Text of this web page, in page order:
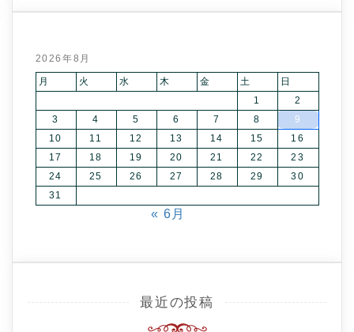
2026年8月
月 火 水 木 金 土
日
1
2
3
4 5 6 7 8
9
10
11 12 13 14 15
16
17
18 19 20 21 22
23
24
25 26 27 28 29
30
31
« 6月
最近の投稿